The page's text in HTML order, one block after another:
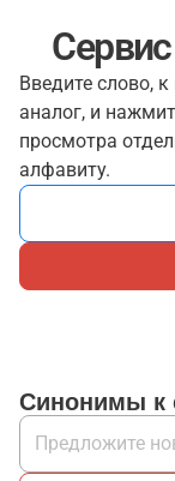
Введите слово,
аналог, и
просмотра
алфавиту.
Синонимы к